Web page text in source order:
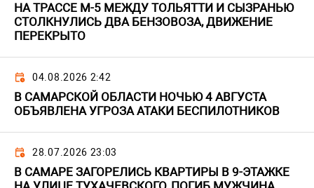
НА ТРАССЕ М-5 МЕЖДУ ТОЛЬЯТТИ И СЫЗРАНЬЮ
СТОЛКНУЛИСЬ ДВА БЕНЗОВОЗА, ДВИЖЕНИЕ
ПЕРЕКРЫТО
04.08.2026 2:42
В САМАРСКОЙ ОБЛАСТИ НОЧЬЮ 4 АВГУСТА
ОБЪЯВЛЕНА УГРОЗА АТАКИ БЕСПИЛОТНИКОВ
28.07.2026 23:03
В САМАРЕ ЗАГОРЕЛИСЬ КВАРТИРЫ В 9-ЭТАЖКЕ